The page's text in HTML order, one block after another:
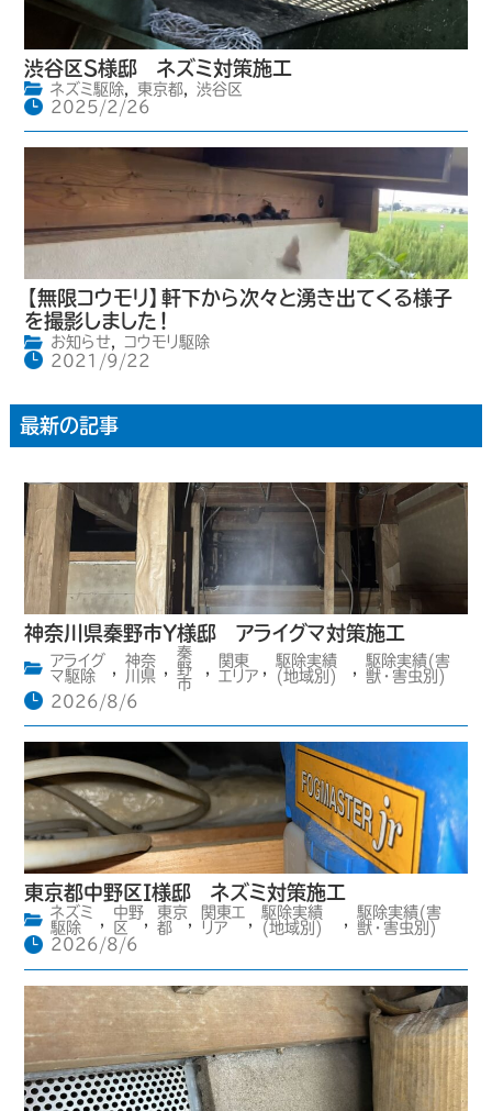
渋谷区S様邸 ネズミ対策施工
ネズミ駆除, 東京都,
渋谷区
2025/2/26
【無限コウモリ】軒下から次々と湧き出てくる様子
を撮影しました！
お知らせ,
コウモリ駆除
2021/9/22
最新の記事
神奈川県秦野市Y様邸 アライグマ対策施工
アライグ
マ駆除
,
神奈
川県 ,
秦
野
市
,
関東
エリア ,
駆除実績
(地域別)
,
駆除実績(害
獣・害虫別)
2026/8/6
東京都中野区I様邸 ネズミ対策施工
ネズミ
駆除
,
中野
区
,
東京
都
,
関東エ
リア
,
駆除実績
(地域別)
,
駆除実績(害
獣・害虫別)
2026/8/6